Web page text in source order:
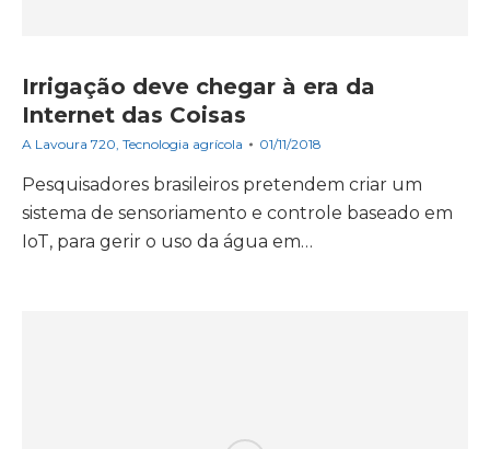
Irrigação deve chegar à era da
Internet das Coisas
A Lavoura 720, Tecnologia agrícola 01/11/2018
Pesquisadores brasileiros pretendem criar um
sistema de sensoriamento e controle baseado em
IoT, para gerir o uso da água em…